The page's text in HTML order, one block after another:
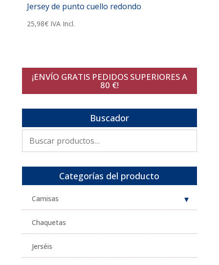
Jersey de punto cuello redondo
25,98€ IVA Incl.
¡ENVÍO GRATIS PEDIDOS SUPERIORES A
80 €!
Buscador
por:
Categorías del producto
Camisas
Chaquetas
Jerséis